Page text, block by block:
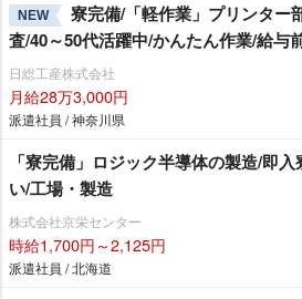
NEW
寮完備/「軽作業」プリンター
査/40～50代活躍中/かんたん作業/給与
日総工産株式会社
月給28万3,000円
派遣社員 / 神奈川県
「寮完備」ロジック半導体の製造/即
い/工場・製造
株式会社京栄センター
時給1,700円～2,125円
派遣社員 / 北海道